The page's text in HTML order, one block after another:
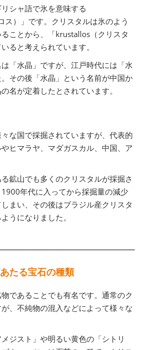
シャ語で氷を意味する
ス）」です。クリスタルは氷のよう
ことから、「krustallos（クリスタ
ると考えられています。
「水晶」ですが、江戸時代には「水
その後「水晶」という名前が中国か
名が定着したとされています。
な国で採掘されていますが、代表的
ヒマラヤ、マダガスカル、中国、ア
鉱山でも多くのクリスタルが採掘さ
年代に入ってから採掘量の減少
まい、その後はブラジル産クリスタ
うになりました。
たる宝石の種類
であることでも有名です。通常のク
、不純物の混入などによって様々な
ジスト」や明るい黄色の「シトリ